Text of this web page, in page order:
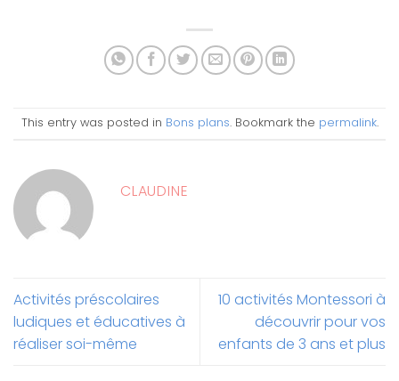
This entry was posted in Bons plans. Bookmark the permalink.
CLAUDINE
Activités préscolaires
ludiques et éducatives à
réaliser soi-même
10 activités Montessori à
découvrir pour vos
enfants de 3 ans et plus